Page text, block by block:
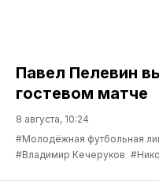
Павел Пелевин
гостевом матче
8 августа, 10:24
#Молодёжная футбольная
#Владимир Кечеруков